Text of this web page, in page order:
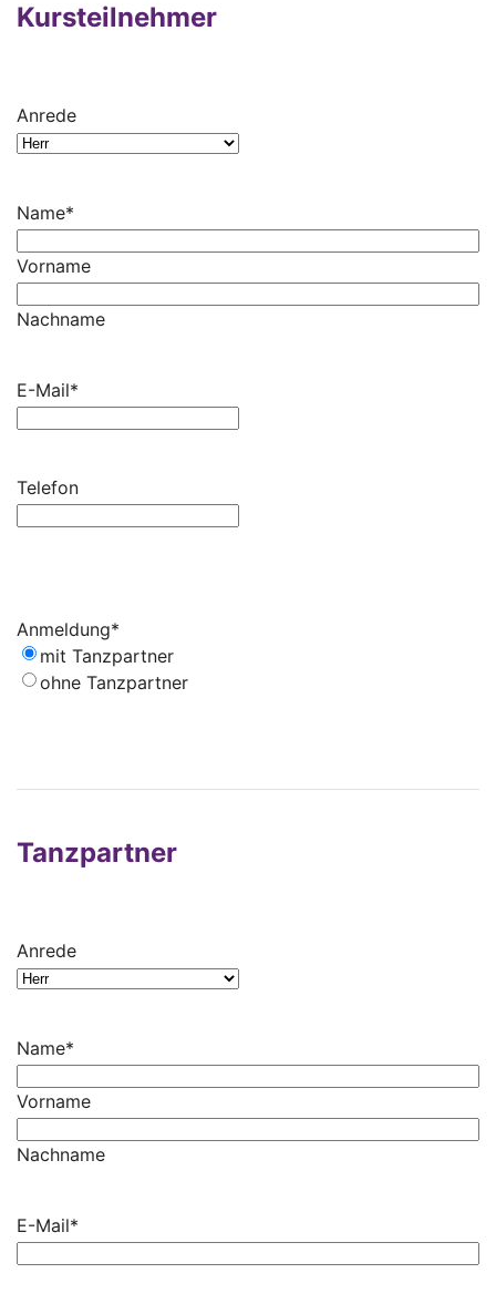
Kursteilnehmer
Anrede
Name*
Vorname
Nachname
E-Mail*
Telefon
Anmeldung*
mit Tanzpartner
ohne Tanzpartner
Tanzpartner
Anrede
Name*
Vorname
Nachname
E-Mail*